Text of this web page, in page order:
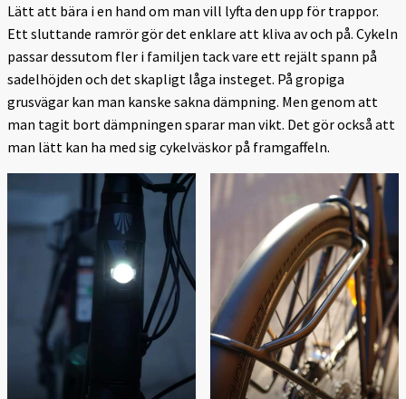
Lätt att bära i en hand om man vill lyfta den upp för trappor.
Ett sluttande ramrör gör det enklare att kliva av och på. Cykeln
passar dessutom fler i familjen tack vare ett rejält spann på
sadelhöjden och det skapligt låga insteget. På gropiga
grusvägar kan man kanske sakna dämpning. Men genom att
man tagit bort dämpningen sparar man vikt. Det gör också att
man lätt kan ha med sig cykelväskor på framgaffeln.